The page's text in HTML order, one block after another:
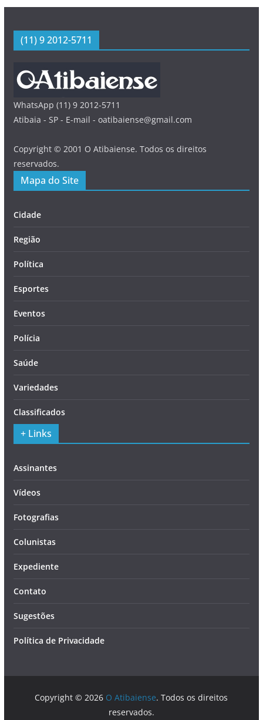
(11) 9 2012-5711
WhatsApp (11) 9 2012-5711
Atibaia - SP - E-mail - oatibaiense@gmail.com
Copyright © 2001 O Atibaiense. Todos os direitos
reservados.
Mapa do Site
Cidade
Região
Política
Esportes
Eventos
Polícia
Saúde
Variedades
Classificados
+ Links
Assinantes
Vídeos
Fotografias
Colunistas
Expediente
Contato
Sugestões
Política de Privacidade
Copyright © 2026 O Atibaiense. Todos os direitos
reservados.